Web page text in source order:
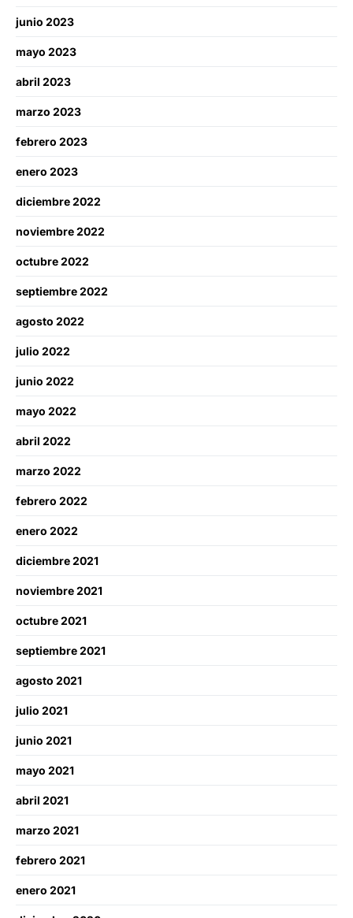
junio 2023
mayo 2023
abril 2023
marzo 2023
febrero 2023
enero 2023
diciembre 2022
noviembre 2022
octubre 2022
septiembre 2022
agosto 2022
julio 2022
junio 2022
mayo 2022
abril 2022
marzo 2022
febrero 2022
enero 2022
diciembre 2021
noviembre 2021
octubre 2021
septiembre 2021
agosto 2021
julio 2021
junio 2021
mayo 2021
abril 2021
marzo 2021
febrero 2021
enero 2021